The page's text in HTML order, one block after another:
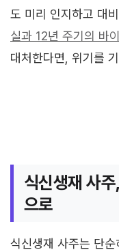
도 미리 인지하고 대
실과 12년 주기의 바
대처한다면, 위기를
식신생재 사
으로
식신생재 사주는 단